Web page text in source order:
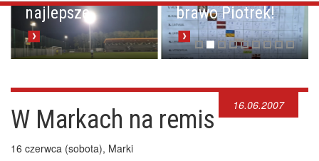
najlepsze
brawo Piotrek!
16.06.2007
W Markach na remis
16 czerwca (sobota), Marki